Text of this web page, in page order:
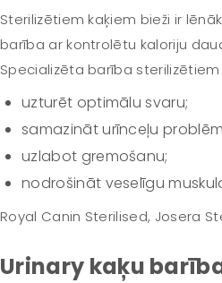
Sterilizētiem kaķiem bieži ir
barība ar kontrolētu kaloriju
Specializēta barība sterilizētiem
uzturēt optimālu svaru;
samazināt urīnceļu
uzlabot gremošanu;
nodrošināt veselīgu
Royal Canin Sterilised, Josera
Urinary kaķu